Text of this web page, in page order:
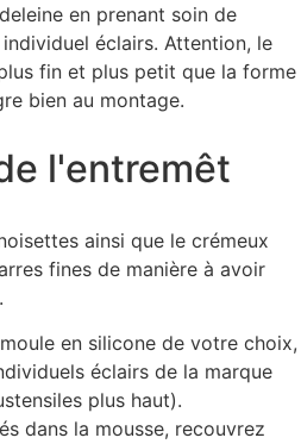
en prenant soin de
éclairs. Attention, le
fin et plus petit que la forme
bien au montage.
l'entremêt
ainsi que le crémeux
fines de manière à avoir
en silicone de votre choix,
éclairs de la marque
plus haut).
dans la mousse, recouvrez